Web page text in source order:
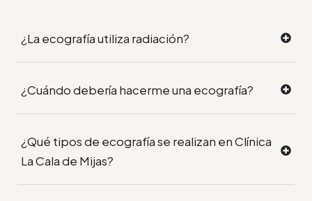
¿La ecografía utiliza radiación?
¿Cuándo debería hacerme una ecografía?
¿Qué tipos de ecografía se realizan en Clínica
La Cala de Mijas?